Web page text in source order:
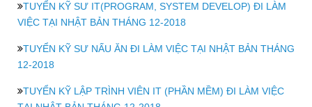
TUYỂN KỸ SƯ IT(PROGRAM, SYSTEM DEVELOP) ĐI LÀM
VIỆC TẠI NHẬT BẢN THÁNG 12-2018
TUYỂN KỸ SƯ NẤU ĂN ĐI LÀM VIỆC TẠI NHẬT BẢN THÁNG
12-2018
TUYỂN KỸ LẬP TRÌNH VIÊN IT (PHẦN MỀM) ĐI LÀM VIỆC